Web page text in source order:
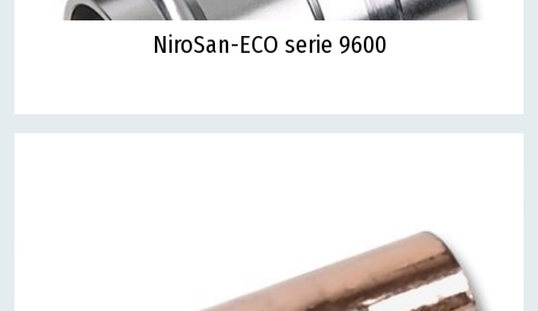
NiroSan-ECO serie 9600